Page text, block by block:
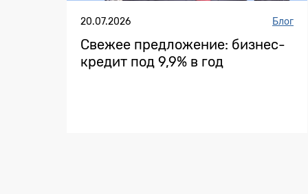
20.07.2026 Блог
Свежее предложение: бизнес-
кредит под 9,9% в год